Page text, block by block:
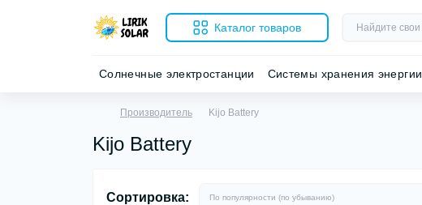
Каталог товаров
Солнечные электростанции Системы хранения энергии
Производитель Kijo Battery
Kijo Battery
Сортировка: